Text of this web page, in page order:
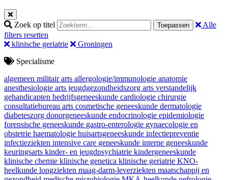
Zoek op titel Toepassen
Alle
filters resetten
klinische geriatrie
Groningen
Specialisme
algemeen militair arts allergologie/immunologie anatomie
anesthesiologie arts jeugdgezondheidszorg arts verstandelijk
gehandicapten bedrijfsgeneeskunde cardiologie chirurgie
consultatiebureau arts cosmetische geneeskunde dermatologie
diabeteszorg donorgeneeskunde endocrinologie epidemiologie
forensische geneeskunde gastro-enterologie gynaecologie en
obstetrie haematologie huisartsgeneeskunde infectiepreventie
infectieziekten intensive care geneeskunde interne geneeskunde
keuringsarts kinder- en jeugdpsychiatrie kindergeneeskunde
klinische chemie klinische genetica klinische geriatrie KNO-
heelkunde longziekten maag-darm-leverziekten maatschappij en